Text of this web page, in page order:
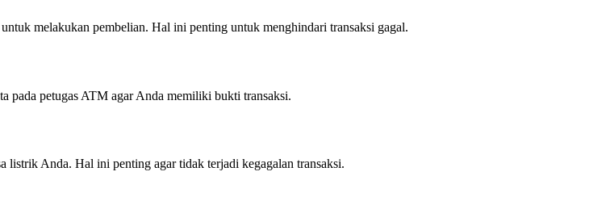
melakukan pembelian. Hal ini penting untuk menghindari transaksi gagal.
pada petugas ATM agar Anda memiliki bukti transaksi.
listrik Anda. Hal ini penting agar tidak terjadi kegagalan transaksi.